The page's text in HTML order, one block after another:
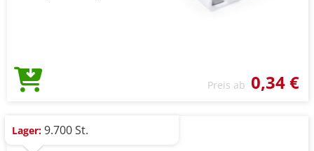
Preis ab 0,34 €
Lager: 9.700 St.